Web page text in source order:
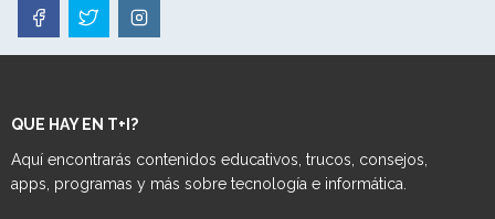
QUE HAY EN T+I?
Aquí encontrarás contenidos educativos, trucos, consejos,
apps, programas y más sobre tecnología e informática.